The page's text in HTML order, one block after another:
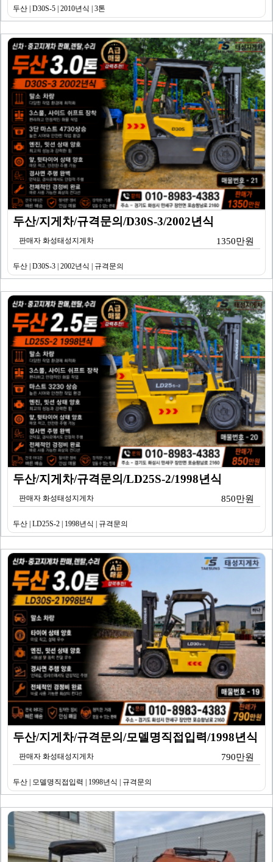
두산 | D30S-5 | 2010년식 | 3톤
두산/지게차/규격문의/D30S-3/2002년식
판매자 화성태성지게차 1350만원
두산 | D30S-3 | 2002년식 | 규격문의
두산/지게차/규격문의/LD25S-2/1998년식
판매자 화성태성지게차 850만원
두산 | LD25S-2 | 1998년식 | 규격문의
두산/지게차/규격문의/모델명직접입력/1998년식
판매자 화성태성지게차 790만원
두산 | 모델명직접입력 | 1998년식 | 규격문의